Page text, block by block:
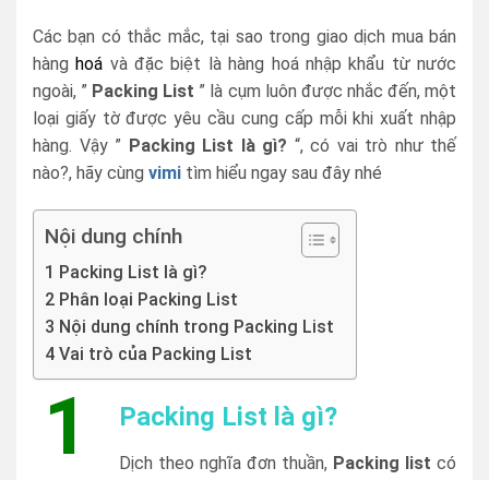
Các bạn có thắc mắc, tại sao trong giao dịch mua bán
hànghoá và đặc biệt là hàng hoá nhập khẩu từ nước
ngoài, ” Packing List ” là cụm luôn được nhắc đến, một
loại giấy tờ được yêu cầu cung cấp mỗi khi xuất nhập
hàng. Vậy ” Packing List là gì? “, có vai trò như thế
nào?, hãy cùng vimi tìm hiểu ngay sau đây nhé
Nội dung chính
1 Packing List là gì?
2 Phân loại Packing List
3 Nội dung chính trong Packing List
4 Vai trò của Packing List
1 Packing List là gì?
Dịch theo nghĩa đơn thuần, Packing list có